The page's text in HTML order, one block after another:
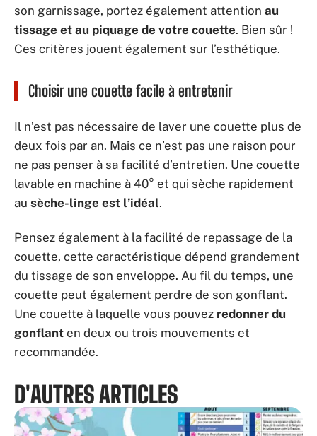
son garnissage, portez également attention au
tissage et au piquage de votre couette. Bien sûr !
Ces critères jouent également sur l’esthétique.
Choisir une couette facile à entretenir
Il n’est pas nécessaire de laver une couette plus de
deux fois par an. Mais ce n’est pas une raison pour
ne pas penser à sa facilité d’entretien. Une couette
lavable en machine à 40° et qui sèche rapidement
au sèche-linge est l’idéal.
Pensez également à la facilité de repassage de la
couette, cette caractéristique dépend grandement
du tissage de son enveloppe. Au fil du temps, une
couette peut également perdre de son gonflant.
Une couette à laquelle vous pouvez redonner du
gonflant en deux ou trois mouvements et
recommandée.
D'AUTRES ARTICLES